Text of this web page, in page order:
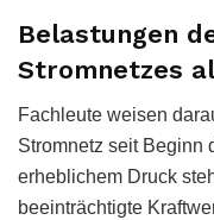
Belastungen
Stromnetzes
Fachleute weisen
Stromnetz seit Beginn
erheblichem Druck
beeinträchtigte